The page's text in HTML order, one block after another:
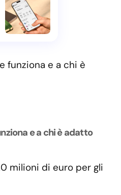
e a chi è adatto